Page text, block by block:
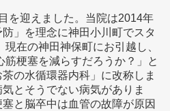
を迎えました。当院は2014年
」を理念に神田小川町でスタ
在の神田神保町にお引越し、
梗塞を減らすだろうか？」と
の水循環器内科」に改称しま
とそうでない病気がありま
と脳卒中は血管の故障が原因